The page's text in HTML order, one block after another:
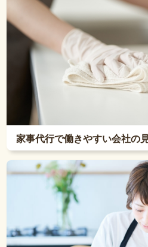
家事代行で働きやすい会社の